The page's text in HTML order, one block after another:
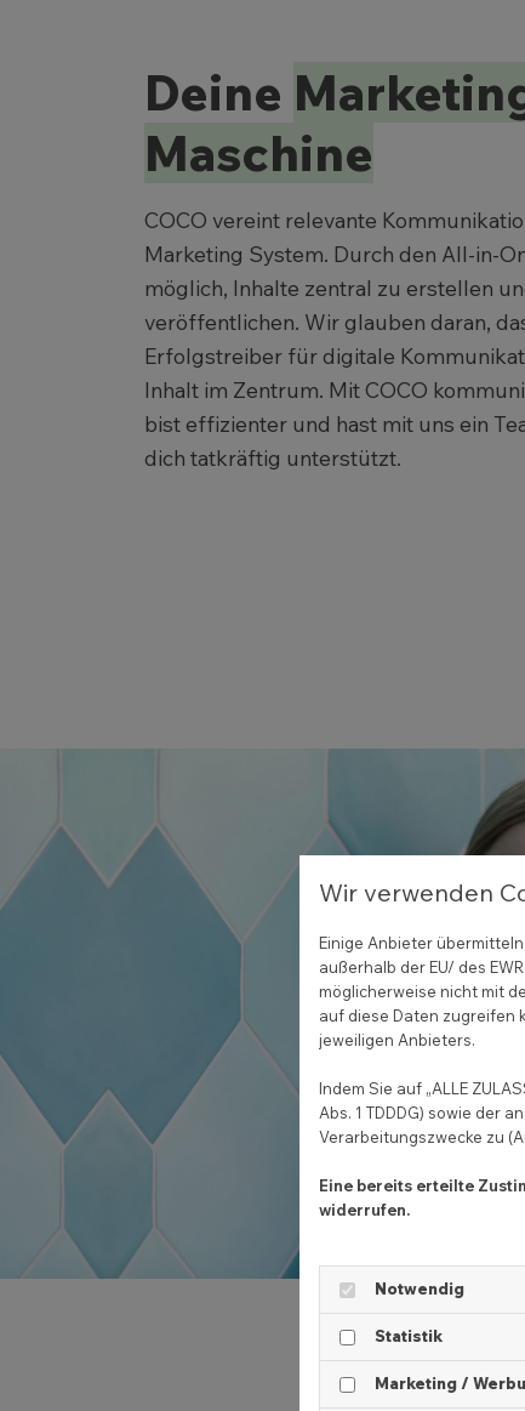
Deine
Maschine
COCO vereint relevante
Marketing System. Durch den All-in-
möglich, Inhalte zentral zu erstellen
veröffentlichen. Wir glauben daran,
Erfolgstreiber für digitale
Inhalt im Zentrum. Mit COCO
bist effizienter und hast mit uns ein
dich tatkräftig unterstützt.
Wir verwenden
Einige Anbieter
außerhalb der EU/ des
möglicherweise nicht mit
auf diese Daten zugreifen
jeweiligen Anbieters.
Indem Sie auf „ALLE
Abs. 1 TDDDG) sowie der
Verarbeitungszwecke zu
Eine bereits erteilte
widerrufen.
Notwendig
Statistik
Marketing /